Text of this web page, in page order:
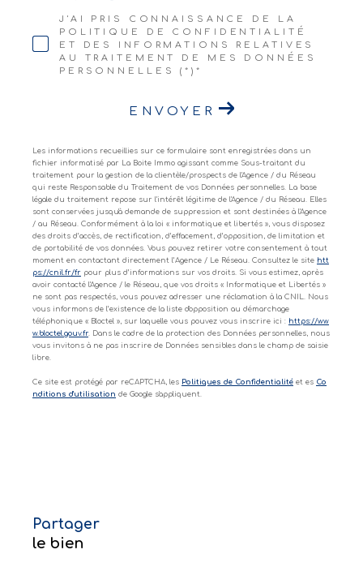
J'AI PRIS CONNAISSANCE DE LA
POLITIQUE DE CONFIDENTIALITÉ
ET DES INFORMATIONS RELATIVES
AU TRAITEMENT DE MES DONNÉES
PERSONNELLES (*)*
ENVOYER
Les informations recueillies sur ce formulaire sont enregistrées dans un
fichier informatisé par La Boite Immo agissant comme Sous-traitant du
traitement pour la gestion de la clientèle/prospects de l'Agence / du Réseau
qui reste Responsable du Traitement de vos Données personnelles. La base
légale du traitement repose sur l'intérêt légitime de l'Agence / du Réseau. Elles
sont conservées jusqu'à demande de suppression et sont destinées à l'Agence
/ au Réseau. Conformément à la loi « informatique et libertés », vous disposez
des droits d’accès, de rectification, d’effacement, d’opposition, de limitation et
de portabilité de vos données. Vous pouvez retirer votre consentement à tout
moment en contactant directement l’Agence / Le Réseau. Consultez le site htt
ps://cnil.fr/fr pour plus d’informations sur vos droits. Si vous estimez, après
avoir contacté l'Agence / le Réseau, que vos droits « Informatique et Libertés »
ne sont pas respectés, vous pouvez adresser une réclamation à la CNIL. Nous
vous informons de l’existence de la liste d'opposition au démarchage
téléphonique « Bloctel », sur laquelle vous pouvez vous inscrire ici : https://ww
w.bloctel.gouv.fr. Dans le cadre de la protection des Données personnelles, nous
vous invitons à ne pas inscrire de Données sensibles dans le champ de saisie
libre.
Ce site est protégé par reCAPTCHA, les Politiques de Confidentialité et es Co
nditions d'utilisation de Google s'appliquent.
partager
le bien